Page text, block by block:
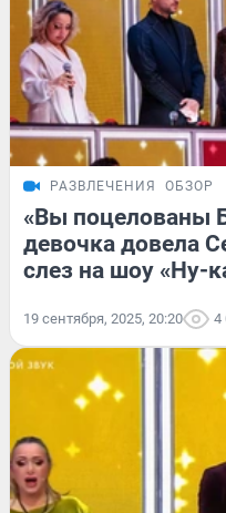
РАЗВЛЕЧЕНИЯ ОБЗОР
«Вы поцелованы
девочка довела
слез на шоу «Ну-
19 сентября, 2025, 20:20 4